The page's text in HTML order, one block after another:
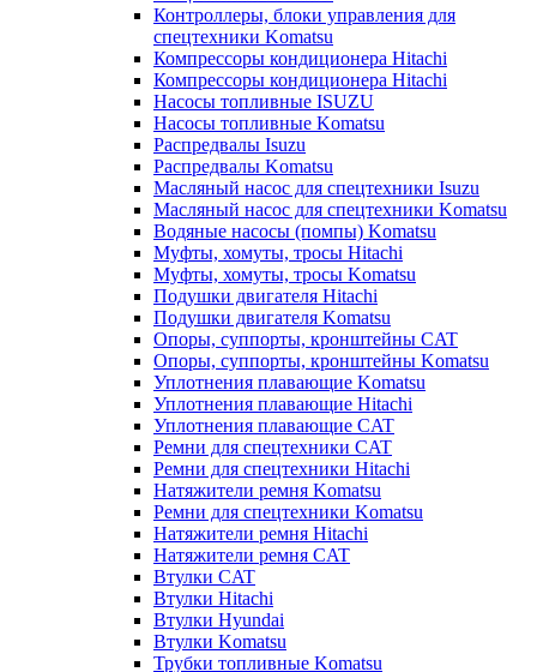
Контроллеры, блоки управления для
спецтехники Komatsu
Компрессоры кондиционера Hitachi
Компрессоры кондиционера Hitachi
Насосы топливные ISUZU
Насосы топливные Komatsu
Распредвалы Isuzu
Распредвалы Komatsu
Масляный насос для спецтехники Isuzu
Масляный насос для спецтехники Komatsu
Водяные насосы (помпы) Komatsu
Муфты, хомуты, тросы Hitachi
Муфты, хомуты, тросы Komatsu
Подушки двигателя Hitachi
Подушки двигателя Komatsu
Опоры, суппорты, кронштейны CAT
Опоры, суппорты, кронштейны Komatsu
Уплотнения плавающие Komatsu
Уплотнения плавающие Hitachi
Уплотнения плавающие CAT
Ремни для спецтехники CAT
Ремни для спецтехники Hitachi
Натяжители ремня Komatsu
Ремни для спецтехники Komatsu
Натяжители ремня Hitachi
Натяжители ремня CAT
Втулки CAT
Втулки Hitachi
Втулки Hyundai
Втулки Komatsu
Трубки топливные Komatsu